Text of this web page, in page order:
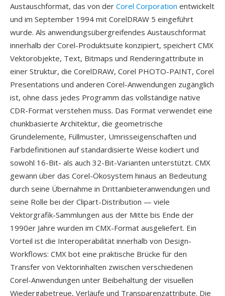
Austauschformat, das von der Corel Corporation entwickelt
und im September 1994 mit CorelDRAW 5 eingeführt
wurde. Als anwendungsübergreifendes Austauschformat
innerhalb der Corel-Produktsuite konzipiert, speichert CMX
Vektorobjekte, Text, Bitmaps und Renderingattribute in
einer Struktur, die CorelDRAW, Corel PHOTO-PAINT, Corel
Presentations und anderen Corel-Anwendungen zugänglich
ist, ohne dass jedes Programm das vollständige native
CDR-Format verstehen muss. Das Format verwendet eine
chunkbasierte Architektur, die geometrische
Grundelemente, Füllmuster, Umrisseigenschaften und
Farbdefinitionen auf standardisierte Weise kodiert und
sowohl 16-Bit- als auch 32-Bit-Varianten unterstützt. CMX
gewann über das Corel-Ökosystem hinaus an Bedeutung
durch seine Übernahme in Drittanbieteranwendungen und
seine Rolle bei der Clipart-Distribution — viele
Vektorgrafik-Sammlungen aus der Mitte bis Ende der
1990er Jahre wurden im CMX-Format ausgeliefert. Ein
Vorteil ist die Interoperabilität innerhalb von Design-
Workflows: CMX bot eine praktische Brücke für den
Transfer von Vektorinhalten zwischen verschiedenen
Corel-Anwendungen unter Beibehaltung der visuellen
Wiedergabetreue, Verläufe und Transparenzattribute. Die